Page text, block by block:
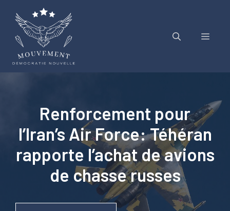
contenu
Menu
Renforcement pour
l’Iran’s Air Force: Téhéran
rapporte l’achat de avions
de chasse russes